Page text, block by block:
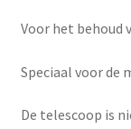
Voor het behoud
Speciaal voor de
De telescoop is